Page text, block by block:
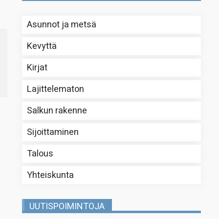
Asunnot ja metsä
Kevyttä
Kirjat
Lajittelematon
Salkun rakenne
Sijoittaminen
Talous
Yhteiskunta
UUTISPOIMINTOJA